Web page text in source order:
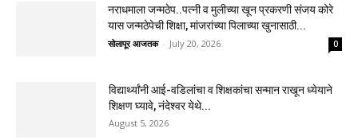
नराधमाला जन्मठेप..पत्नी व मुलीच्या खून प्रकरणी संजय कोरे
यास जन्मठेपेची शिक्षा, मांजरांच्या पिलाच्या खुनासाठी...
सोलापूर आजतक - July 20, 2026 0
विद्यार्थ्यांनी आई-वडिलांचा व शिक्षकांचा सन्मान राखून ध्येयाने
शिक्षण घ्यावे, नंदेश्वर येथे...
August 5, 2026